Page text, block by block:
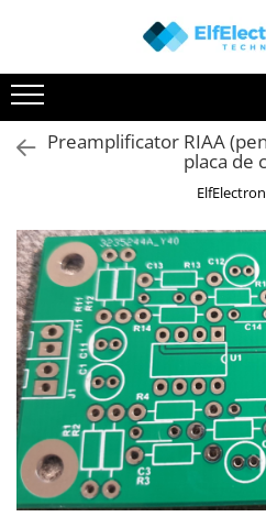
Toate Produsele
Audio
Auto
Instrumente de masura si control
Multimetre Digitale
Scule Atelier
Surse de alimentare
Termometre
Testere
Osciloscoape
Accesorii
Osciloscoape AXIOMET
Osciloscoape B&K PRECISION
Preamplificator RIAA
placa de